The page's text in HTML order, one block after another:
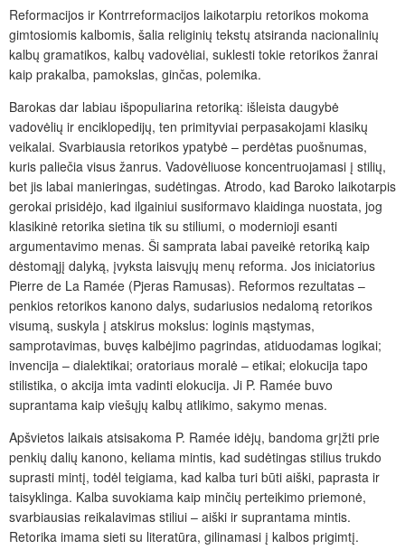
Reformacijos ir Kontrreformacijos laikotarpiu retorikos mokoma
gimtosiomis kalbomis, šalia religinių tekstų atsiranda nacionalinių
kalbų gramatikos, kalbų vadovėliai, suklesti tokie retorikos žanrai
kaip prakalba, pamokslas, ginčas, polemika.
Barokas dar labiau išpopuliarina retoriką: išleista daugybė
vadovėlių ir enciklopedijų, ten primityviai perpasakojami klasikų
veikalai. Svarbiausia retorikos ypatybė – perdėtas puošnumas,
kuris paliečia visus žanrus. Vadovėliuose koncentruojamasi į stilių,
bet jis labai manieringas, sudėtingas. Atrodo, kad Baroko laikotarpis
gerokai prisidėjo, kad ilgainiui susiformavo klaidinga nuostata, jog
klasikinė retorika sietina tik su stiliumi, o modernioji esanti
argumentavimo menas. Ši samprata labai paveikė retoriką kaip
dėstomąjį dalyką, įvyksta laisvųjų menų reforma. Jos iniciatorius
Pierre de La Ramée (Pjeras Ramusas). Reformos rezultatas –
penkios retorikos kanono dalys, sudariusios nedalomą retorikos
visumą, suskyla į atskirus mokslus: loginis mąstymas,
samprotavimas, buvęs kalbėjimo pagrindas, atiduodamas logikai;
invencija – dialektikai; oratoriaus moralė – etikai; elokucija tapo
stilistika, o akcija imta vadinti elokucija. Ji P. Ramée buvo
suprantama kaip viešųjų kalbų atlikimo, sakymo menas.
Apšvietos laikais atsisakoma P. Ramée idėjų, bandoma grįžti prie
penkių dalių kanono, keliama mintis, kad sudėtingas stilius trukdo
suprasti mintį, todėl teigiama, kad kalba turi būti aiški, paprasta ir
taisyklinga. Kalba suvokiama kaip minčių perteikimo priemonė,
svarbiausias reikalavimas stiliui – aiški ir suprantama mintis.
Retorika imama sieti su literatūra, gilinamasi į kalbos prigimtį.